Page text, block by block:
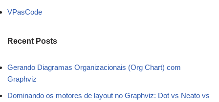
VPasCode
Recent Posts
Gerando Diagramas Organizacionais (Org Chart) com
Graphviz
Dominando os motores de layout no Graphviz: Dot vs Neato vs